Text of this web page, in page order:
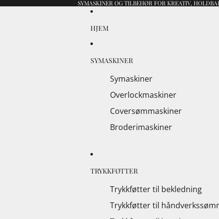
SYMASKINER OG TILBEHØR FOR KREATIV,
HJEM
SYMASKINER
Symaskiner
Overlockmaskiner
Coversømmaskiner
Broderimaskiner
TRYKKFØTTER
Trykkføtter til bekledning
Trykkføtter til